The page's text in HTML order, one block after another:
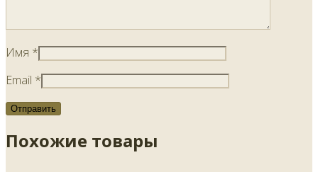
Имя *
Email *
Похожие товары